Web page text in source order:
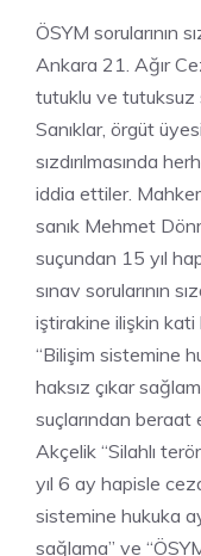
ÖSYM sorularının
Ankara 21. Ağır
tutuklu ve tutuksuz
Sanıklar, örgüt
sızdırılmasında
iddia ettiler.
sanık Mehmet
suçundan 15 yıl
sınav sorularının
iştirakine ilişkin kati
“Bilişim sistemine
haksız çıkar
suçlarından
Akçelik “Silahlı
yıl 6 ay hapisle
sistemine hukuka
sağlama” ve